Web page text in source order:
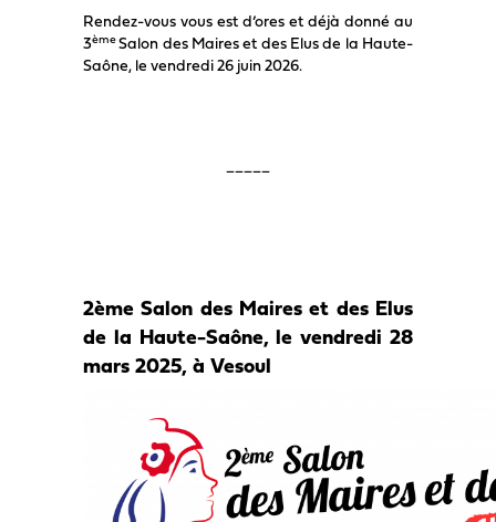
Rendez-vous vous est d’ores et déjà donné au
3èmeSalon des Maires et des Elus de la Haute-
Saône, le vendredi 26 juin 2026.
2ème Salon des Maires et des Elus
de la Haute-Saône, le vendredi 28
mars 2025, à Vesoul